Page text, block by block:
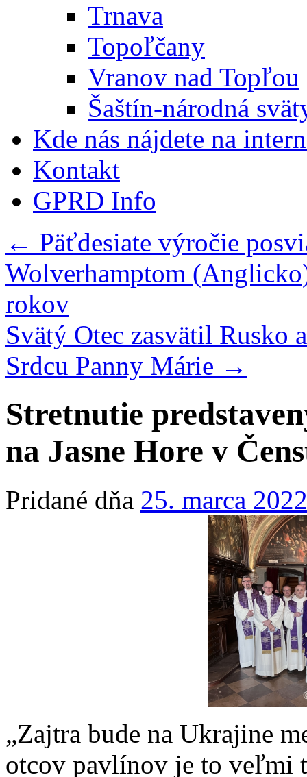
Trnava
Topoľčany
Vranov nad Topľou
Šaštín-národná
Kde nás nájdete na
Kontakt
GPRD Info
← Päťdesiate výročie
Wolverhamptom
rokov
Svätý Otec zasvätil Rusko
Srdcu Panny Márie →
Stretnutie
na Jasne Hore v
Pridané dňa 25. marca 2022
„Zajtra bude na Ukrajine
otcov pavlínov je to veľmi